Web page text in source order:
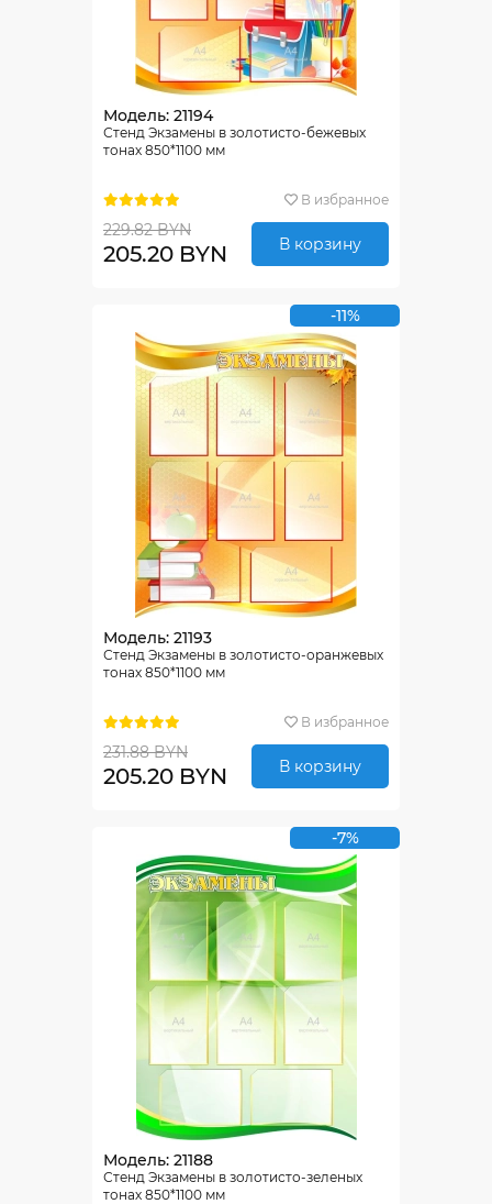
Модель: 21194
Стенд Экзамены в золотисто-бежевых
тонах 850*1100 мм
В избранное
229.82 BYN
205.20 BYN В корзину
-11%
Модель: 21193
Стенд Экзамены в золотисто-оранжевых
тонах 850*1100 мм
В избранное
231.88 BYN
205.20 BYN В корзину
-7%
Модель: 21188
Стенд Экзамены в золотисто-зеленых
тонах 850*1100 мм